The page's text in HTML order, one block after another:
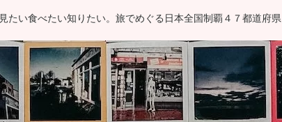
見たい食べたい知りたい。旅でめぐる日本全国制覇４７都道府県